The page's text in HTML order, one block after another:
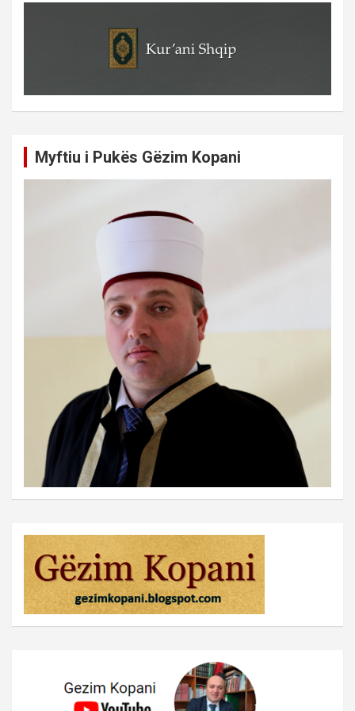
Myftiu i Pukës Gëzim Kopani